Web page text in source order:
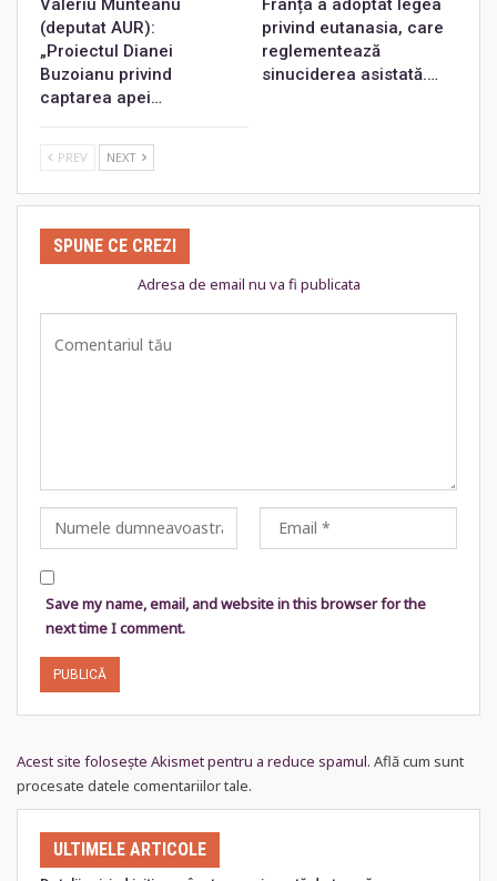
Valeriu Munteanu
(deputat AUR):
„Proiectul Dianei
Buzoianu privind
captarea apei…
Franța a adoptat legea
privind eutanasia, care
reglementează
sinuciderea asistată.…
PREV NEXT
SPUNE CE CREZI
Adresa de email nu va fi publicata
Save my name, email, and website in this browser for the
next time I comment.
Acest site folosește Akismet pentru a reduce spamul. Află cum sunt
procesate datele comentariilor tale.
ULTIMELE ARTICOLE